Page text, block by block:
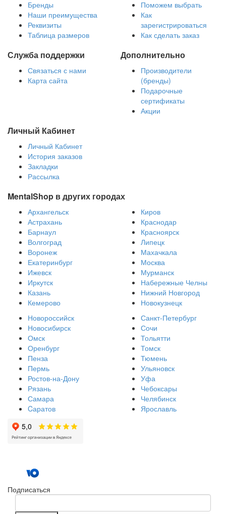
Бренды
Наши преимущества
Реквизиты
Таблица размеров
Поможем выбрать
Как
зарегистрироваться
Как сделать заказ
Служба поддержки
Связаться с нами
Карта сайта
Дополнительно
Производители
(бренды)
Подарочные
сертификаты
Акции
Личный Кабинет
Личный Кабинет
История заказов
Закладки
Рассылка
MentalShop в других городах
Архангельск
Астрахань
Барнаул
Волгоград
Воронеж
Екатеринбург
Ижевск
Иркутск
Казань
Кемерово
Киров
Краснодар
Красноярск
Липецк
Махачкала
Москва
Мурманск
Набережные Челны
Нижний Новгород
Новокузнецк
Новороссийск
Новосибирск
Омск
Оренбург
Пенза
Пермь
Ростов-на-Дону
Рязань
Самара
Cаратов
Санкт-Петербург
Сочи
Тольятти
Томск
Тюмень
Ульяновск
Уфа
Чебоксары
Челябинск
Ярославль
Подписаться